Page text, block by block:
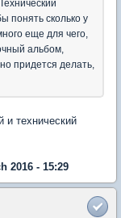
понять сколько у
еще для чего,
альбом,
придется делать,
и технический
2016 - 15:29